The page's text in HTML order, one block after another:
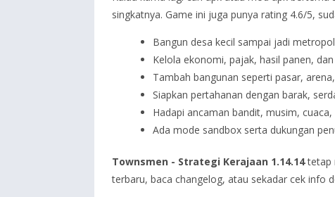
singkatnya. Game ini juga punya rating 4.6/5,
Bangun desa kecil sampai jadi
Kelola ekonomi, pajak, hasil panen,
Tambah bangunan seperti pasar,
Siapkan pertahanan dengan barak,
Hadapi ancaman bandit, musim,
Ada mode sandbox serta dukungan
Townsmen - Strategi Kerajaan 1.14.14tetap
terbaru, baca changelog, atau sekadar cek info